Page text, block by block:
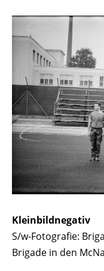
Kleinbildnegativ
S/w-Fotografie:
Brigade in den